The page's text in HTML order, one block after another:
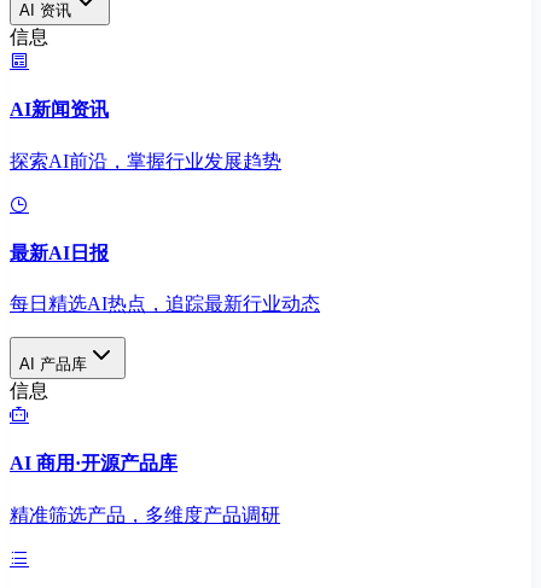
AI 资讯
信息
AI新闻资讯
探索AI前沿，掌握行业发展趋势
最新AI日报
每日精选AI热点，追踪最新行业动态
AI 产品库
信息
AI 商用·开源产品库
精准筛选产品，多维度产品调研